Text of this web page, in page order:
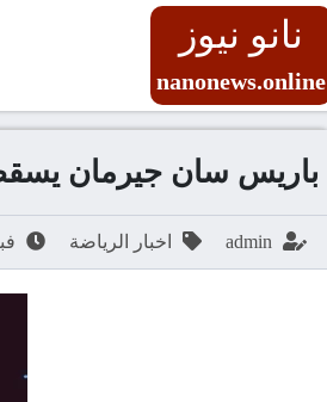
نانو نيوز
nanonews.online
باريس سان جيرمان
admin اخبار الرياضة